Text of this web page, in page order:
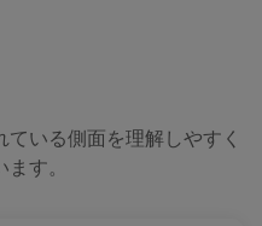
いる側面を理解しやすく
す。